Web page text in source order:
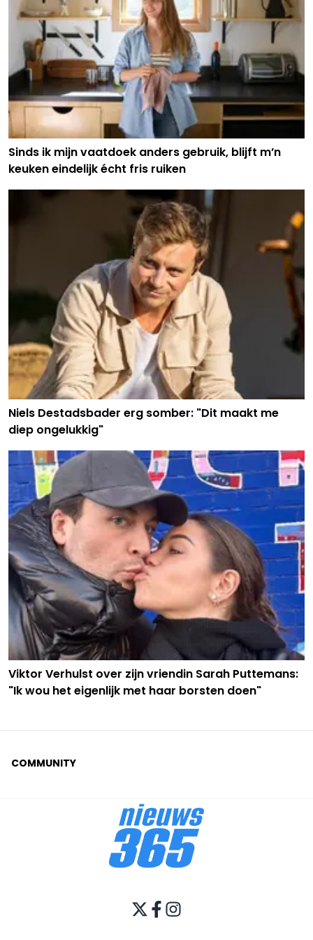
Sinds ik mijn vaatdoek anders gebruik, blijft m’n
keuken eindelijk écht fris ruiken
Niels Destadsbader erg somber: "Dit maakt me
diep ongelukkig"
Viktor Verhulst over zijn vriendin Sarah Puttemans:
"Ik wou het eigenlijk met haar borsten doen"
COMMUNITY